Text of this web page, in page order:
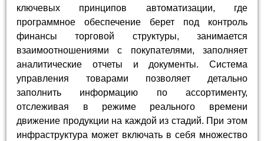
ключевых принципов автоматизации, где
программное обеспечение берет под контроль
финансы торговой структуры, занимается
взаимоотношениями с покупателями, заполняет
аналитические отчеты и документы. Система
управления товарами позволяет детально
заполнить информацию по ассортименту,
отслеживая в режиме реального времени
движение продукции на каждой из стадий. При этом
инфраструктура может включать в себя множество